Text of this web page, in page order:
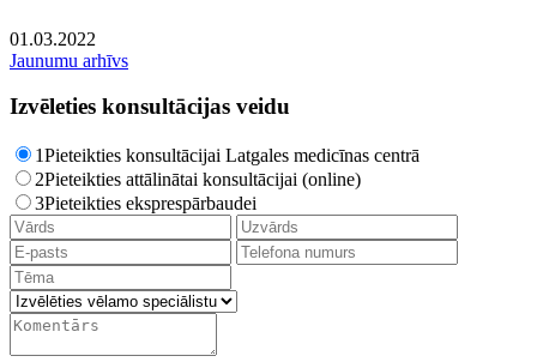
01.03.2022
Jaunumu arhīvs
Izvēleties konsultācijas veidu
1Pieteikties konsultācijai Latgales medicīnas centrā
2Pieteikties attālinātai konsultācijai (online)
3Pieteikties eksprespārbaudei